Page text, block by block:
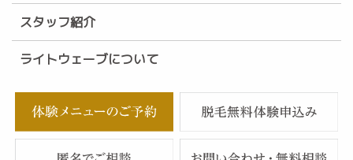
スタッフ紹介
ライトウェーブについて